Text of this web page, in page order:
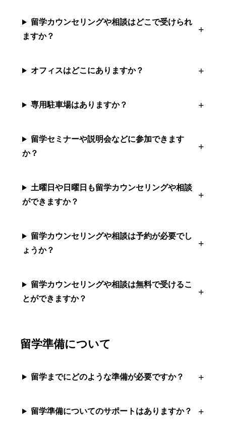
留学カウンセリングや相談はどこで受けられ
ますか？
オフィスはどこにありますか？
専用駐車場はありますか？
留学セミナーや説明会などに参加できます
か？
土曜日や日曜日も留学カウンセリングや相談
ができますか？
留学カウンセリングや相談は予約が必要でし
ょうか？
留学カウンセリングや相談は無料で受けるこ
とができますか？
留学準備について
留学までにどのような準備が必要ですか？
留学準備についてのサポートはありますか？